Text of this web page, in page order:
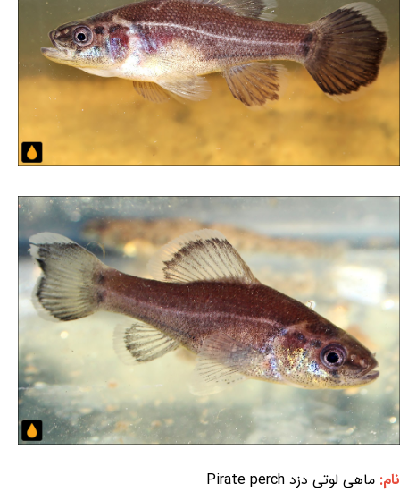
نام: ماهی لوتی دزد Pirate perch